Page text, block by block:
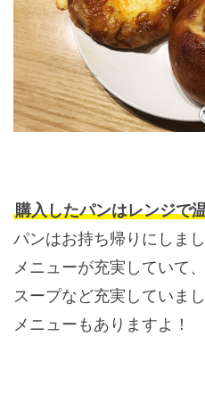
購入したパンはレンジで
パンはお持ち帰りにしま
メニューが充実していて
スープなど充実していま
メニューもありますよ！